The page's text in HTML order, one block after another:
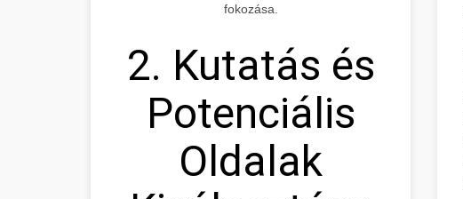
fokozása.
2. Kutatás és
Potenciális
Oldalak